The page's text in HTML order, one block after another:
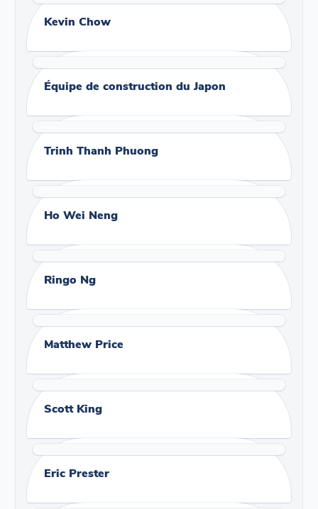
Kevin Chow
Équipe de construction du Japon
Trinh Thanh Phuong
Ho Wei Neng
Ringo Ng
Matthew Price
Scott King
Eric Prester